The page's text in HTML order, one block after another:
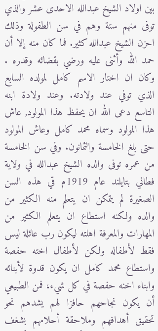
بين اولاد الشيخ عبدالله الاحدى عشر والذي
توفى منهم ستة وهم في سن الطفولة وذلك
احزن الشيخ عبدالله كثير. فما كان منه إلا أن
حمد الله وأثنى عليه ورضي بقضائه وقدره .
وكان ان اختار الاسم كامل لمولده السابع
الذي توفي عند ولادته. وعند ولادة ابنه
التاسع دعى الله ان يحفظ هذا المولود, عاش
هذا المولود وسماه محمد كامل وعاش المولود
حتى بلغ الخامسة والثمانون. وفي سن الخامسة
من عمره توفى والده الشيخ عبدالله في ولاية
فطاني بتايلند عام 1919م قي هذه السن
الصغيرة لم يتمكن ان يتعلم منه الكثير من
والده ولكنه استطاع ان يتعلم الكثير من
المهارات والمعرفة اهلته ليكون رب عائلة ليس
فقط لأطفاله ولكن لأطفال اخته حفصة
واستطاع محمد كامل ان يكون قدوة لأبنائه
وابناء اخنه حفصة في كل شيء، فمن الطبيعي
أن يكون نجاحهم حافزا لهم يشدهم نحو
تحقيق أهدافهم وملاحقة أحلامهم بشغف